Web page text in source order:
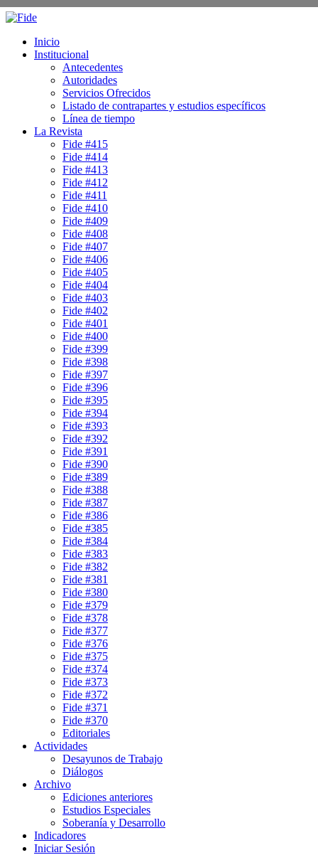
Inicio
Institucional
Antecedentes
Autoridades
Servicios Ofrecidos
Listado de contrapartes y estudios específicos
Línea de tiempo
La Revista
Fide #415
Fide #414
Fide #413
Fide #412
Fide #411
Fide #410
Fide #409
Fide #408
Fide #407
Fide #406
Fide #405
Fide #404
Fide #403
Fide #402
Fide #401
Fide #400
Fide #399
Fide #398
Fide #397
Fide #396
Fide #395
Fide #394
Fide #393
Fide #392
Fide #391
Fide #390
Fide #389
Fide #388
Fide #387
Fide #386
Fide #385
Fide #384
Fide #383
Fide #382
Fide #381
Fide #380
Fide #379
Fide #378
Fide #377
Fide #376
Fide #375
Fide #374
Fide #373
Fide #372
Fide #371
Fide #370
Editoriales
Actividades
Desayunos de Trabajo
Diálogos
Archivo
Ediciones anteriores
Estudios Especiales
Soberanía y Desarrollo
Indicadores
Iniciar Sesión